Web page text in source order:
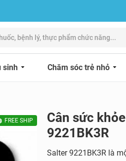
sinh Chăm sóc trẻ nhỏ
FREE SHIP
Cân sức
9221BK3R
Salter 9221BK3R là